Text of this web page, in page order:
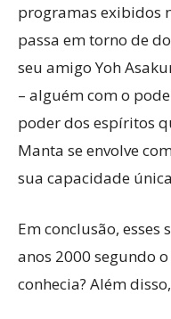
programas exibidos
passa em torno de
seu amigo Yoh
– alguém com o
poder dos espíritos
Manta se envolve
sua capacidade
Em conclusão, esses
anos 2000 segundo
conhecia? Além